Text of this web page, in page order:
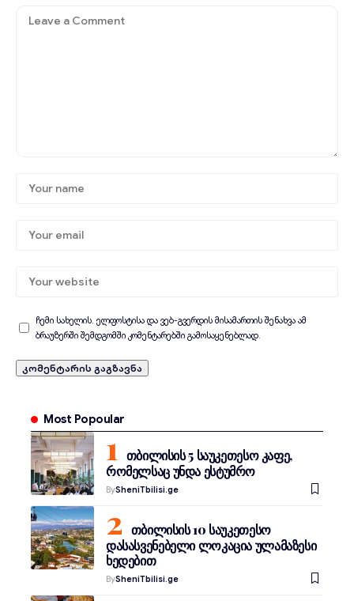
ჩემი სახელის. ელფოსტისა და ვებ-გვერდის მისამართის შენახვა ამ
ბრაუზერში შემდგომში კომენტარებში გამოსაყენებლად.
Most Popoular
თბილისის 5 საუკეთესო კაფე,
რომელსაც უნდა ესტუმრო
BySheniTbilisi.ge
თბილისის 10 საუკეთესო
დასასვენებელი ლოკაცია ულამაზესი
ხედებით
BySheniTbilisi.ge